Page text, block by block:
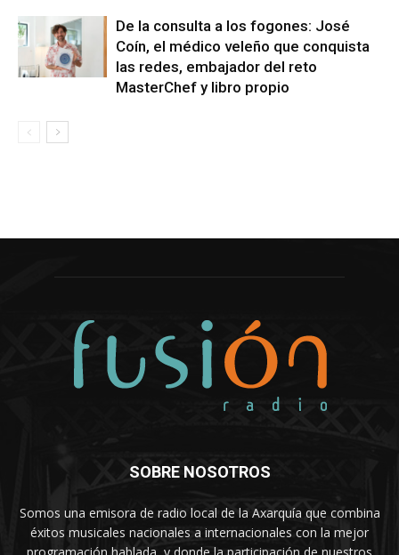
De la consulta a los fogones: José
Coín, el médico veleño que conquista
las redes, embajador del reto
MasterChef y libro propio
SOBRE NOSOTROS
Somos una emisora de radio local de la Axarquía que combina
éxitos musicales nacionales a internacionales con la mejor